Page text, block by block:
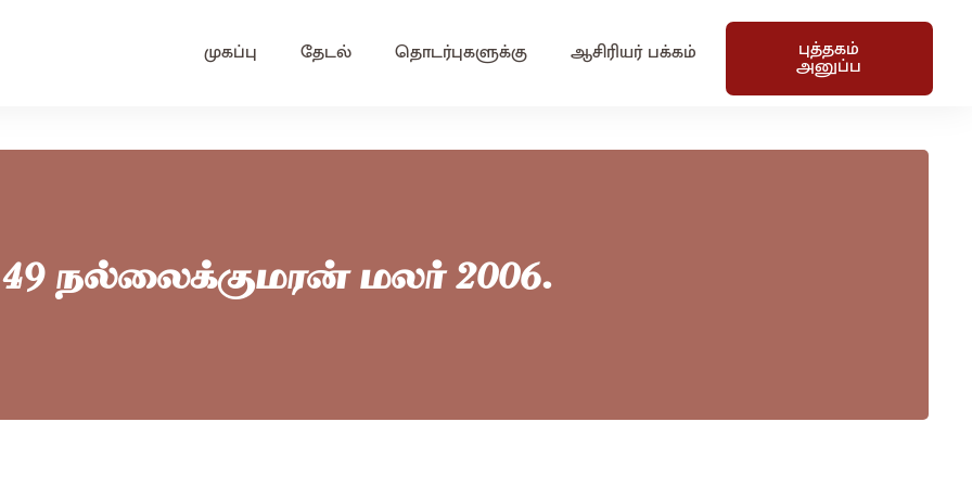
முகப்பு தேடல் தொடர்புகளுக்கு ஆசிரியர் பக்கம் புத்தகம்
அனுப்ப
நல்லைக்குமரன் மலர் 2006.